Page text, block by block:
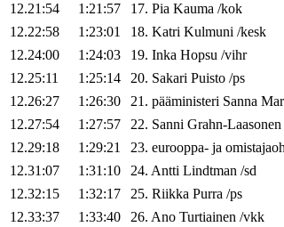
12.21:54
1:21:57 17. Pia Kauma /kok
12.22:58
1:23:01 18. Katri Kulmuni /kesk
12.24:00
1:24:03 19. Inka Hopsu /vihr
12.25:11
1:25:14 20. Sakari Puisto /ps
12.26:27
1:26:30 21. pääministeri Sanna
12.27:54
1:27:57 22. Sanni Grahn-Laasonen
12.29:18
1:29:21 23. eurooppa- ja
12.31:07
1:31:10 24. Antti Lindtman /sd
12.32:15
1:32:17 25. Riikka Purra /ps
12.33:37
1:33:40 26. Ano Turtiainen /vkk